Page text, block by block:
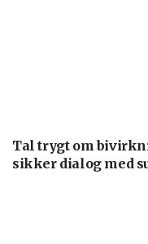
Tal trygt om
sikker dialog med